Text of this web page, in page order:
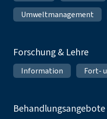
Umweltmanagement
Forschung & Lehre
Information Fort-